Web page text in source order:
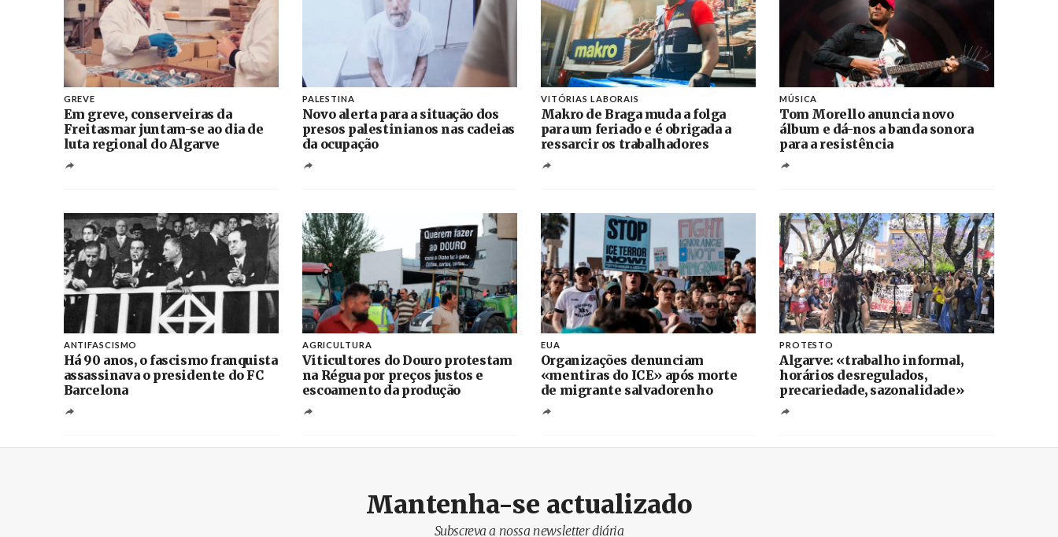
GREVE
Em greve, conserveiras da
Freitasmar juntam-se ao dia de
luta regional do Algarve
PALESTINA
Novo alerta para a situação dos
presos palestinianos nas cadeias
da ocupação
VITÓRIAS LABORAIS
Makro de Braga muda a folga
para um feriado e é obrigada a
ressarcir os trabalhadores
MÚSICA
Tom Morello anuncia novo
álbum e dá-nos a banda sonora
para a resistência
ANTIFASCISMO
Há 90 anos, o fascismo franquista
assassinava o presidente do FC
Barcelona
AGRICULTURA
Viticultores do Douro protestam
na Régua por preços justos e
escoamento da produção
EUA
Organizações denunciam
«mentiras do ICE» após morte
de migrante salvadorenho
PROTESTO
Algarve: «trabalho informal,
horários desregulados,
precariedade, sazonalidade»
Mantenha-se actualizado
Subscreva a nossa newsletter diária